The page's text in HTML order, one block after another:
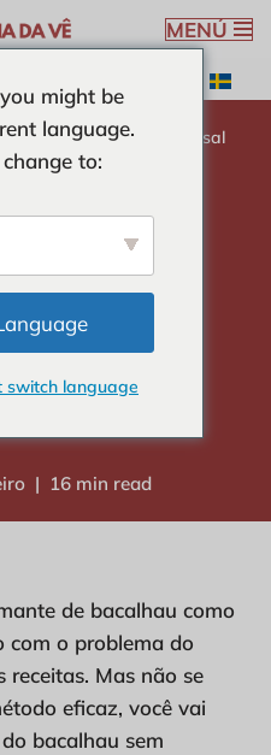
MENÚ
cómo quitarle la sal
método eficaz!
cómo
sal al
con mi
16 min read
de bacalhau como
com o problema do
receitas. Mas não se
eficaz, você vai
bacalhau sem
might be
language.
to:
switch language